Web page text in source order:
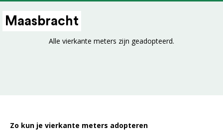
Maasbracht
Alle vierkante meters zijn geadopteerd.
Zo kun je vierkante meters adopteren